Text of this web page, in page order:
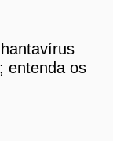
entenda os